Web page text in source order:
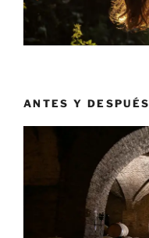
ANTES Y DESPUÉS